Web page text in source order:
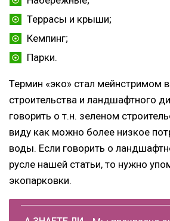
Террасы и крыши;
Кемпинг;
Парки.
Термин «эко» стал мейнстримом
строительства и ландшафтного
говорить о т.н. зеленом
виду как можно более низкое
воды. Если говорить о
русле нашей статьи, то нужно
экопарковки.